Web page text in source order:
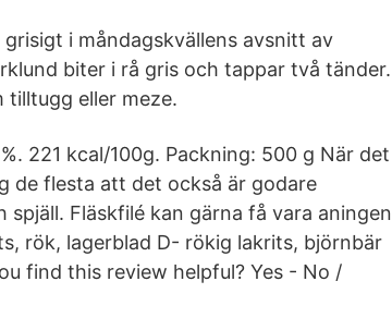
i måndagskvällens avsnitt av
biter i rå gris och tappar två tänder.
tilltugg eller meze.
221 kcal/100g. Packning: 500 g När det
de flesta att det också är godare
Fläskfilé kan gärna få vara aningen
rök, lagerblad D- rökig lakrits, björnbär
find this review helpful? Yes - No /